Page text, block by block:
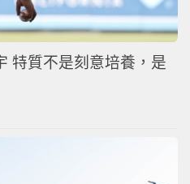
特質不是刻意培養，是